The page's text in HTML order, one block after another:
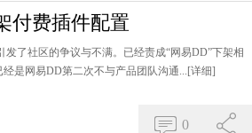
付费插件配置
了社区的争议与不满。已经责成“网易DD”下架相
是网易DD第二次不与产品团队沟通... [详细]
0